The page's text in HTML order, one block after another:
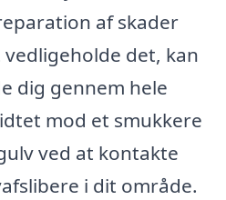
af skader
det, kan
dig gennem hele
mod et smukkere
ved at kontakte
i dit område.